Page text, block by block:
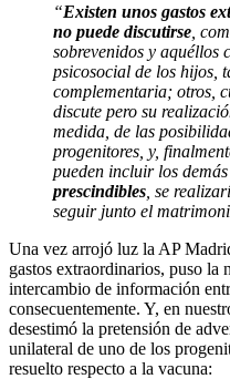
“Existen unos gastos
no puede discutirse ,
sobrevenidos y aquéllos
psicosocial de los hijos,
complementaria; otros,
discute pero su
medida, de las
progenitores, y,
pueden incluir los
prescindibles , se
seguir junto el
Una vez arrojó luz la AP
gastos extraordinarios, puso la
intercambio de información
consecuentemente. Y, en
desestimó la pretensión de
unilateral de uno de los
resuelto respecto a la vacuna: